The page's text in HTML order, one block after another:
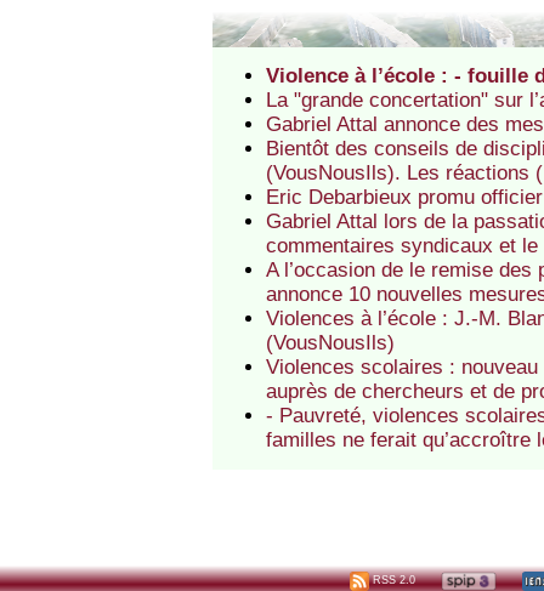
Violence à l’école : - fouille
La "grande concertation" sur
Gabriel Attal annonce des
Bientôt des conseils de
(VousNousIls). Les réactions
Eric Debarbieux promu
Gabriel Attal lors de la
commentaires syndicaux et
A l’occasion de le remise
annonce 10 nouvelles
Violences à l’école : J.-M.
(VousNousIls)
Violences scolaires :
auprès de chercheurs et de
- Pauvreté, violences
familles ne ferait qu’accroître
RSS 2.0